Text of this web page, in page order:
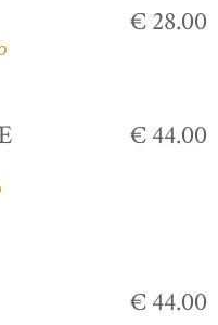
€ 28.00
€ 44.00
€ 44.00